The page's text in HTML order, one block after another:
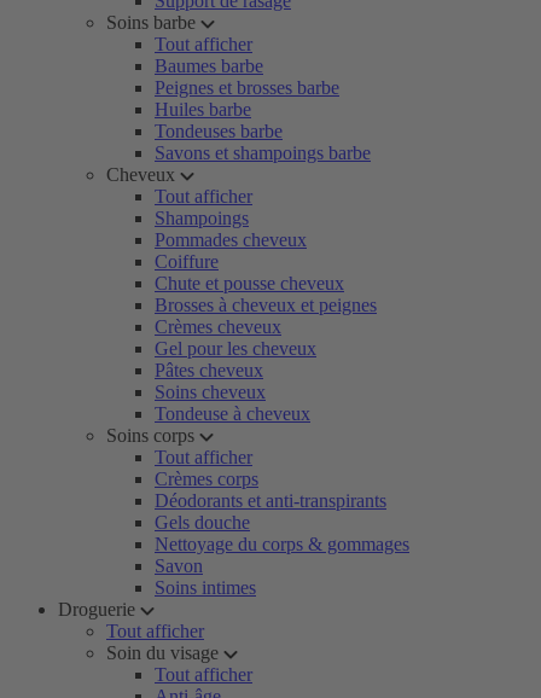
Soins barbe
Tout afficher
Baumes barbe
Peignes et brosses barbe
Huiles barbe
Tondeuses barbe
Savons et shampoings barbe
Cheveux
Tout afficher
Shampoings
Pommades cheveux
Coiffure
Chute et pousse cheveux
Brosses à cheveux et peignes
Crèmes cheveux
Gel pour les cheveux
Pâtes cheveux
Soins cheveux
Tondeuse à cheveux
Soins corps
Tout afficher
Crèmes corps
Déodorants et anti-transpirants
Gels douche
Nettoyage du corps & gommages
Savon
Soins intimes
Droguerie
Tout afficher
Soin du visage
Tout afficher